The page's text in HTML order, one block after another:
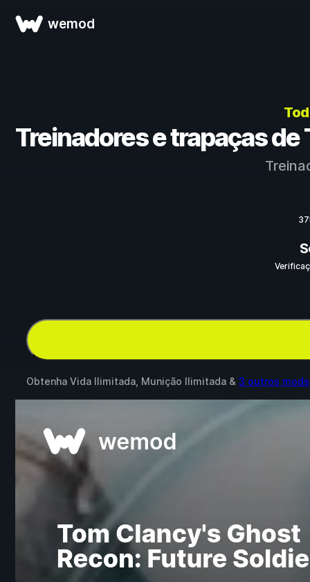
wemod
Treinadores e trapaças de
Obtenha Vida Ilimitada, Munição Ilimitada & 3 outros mods